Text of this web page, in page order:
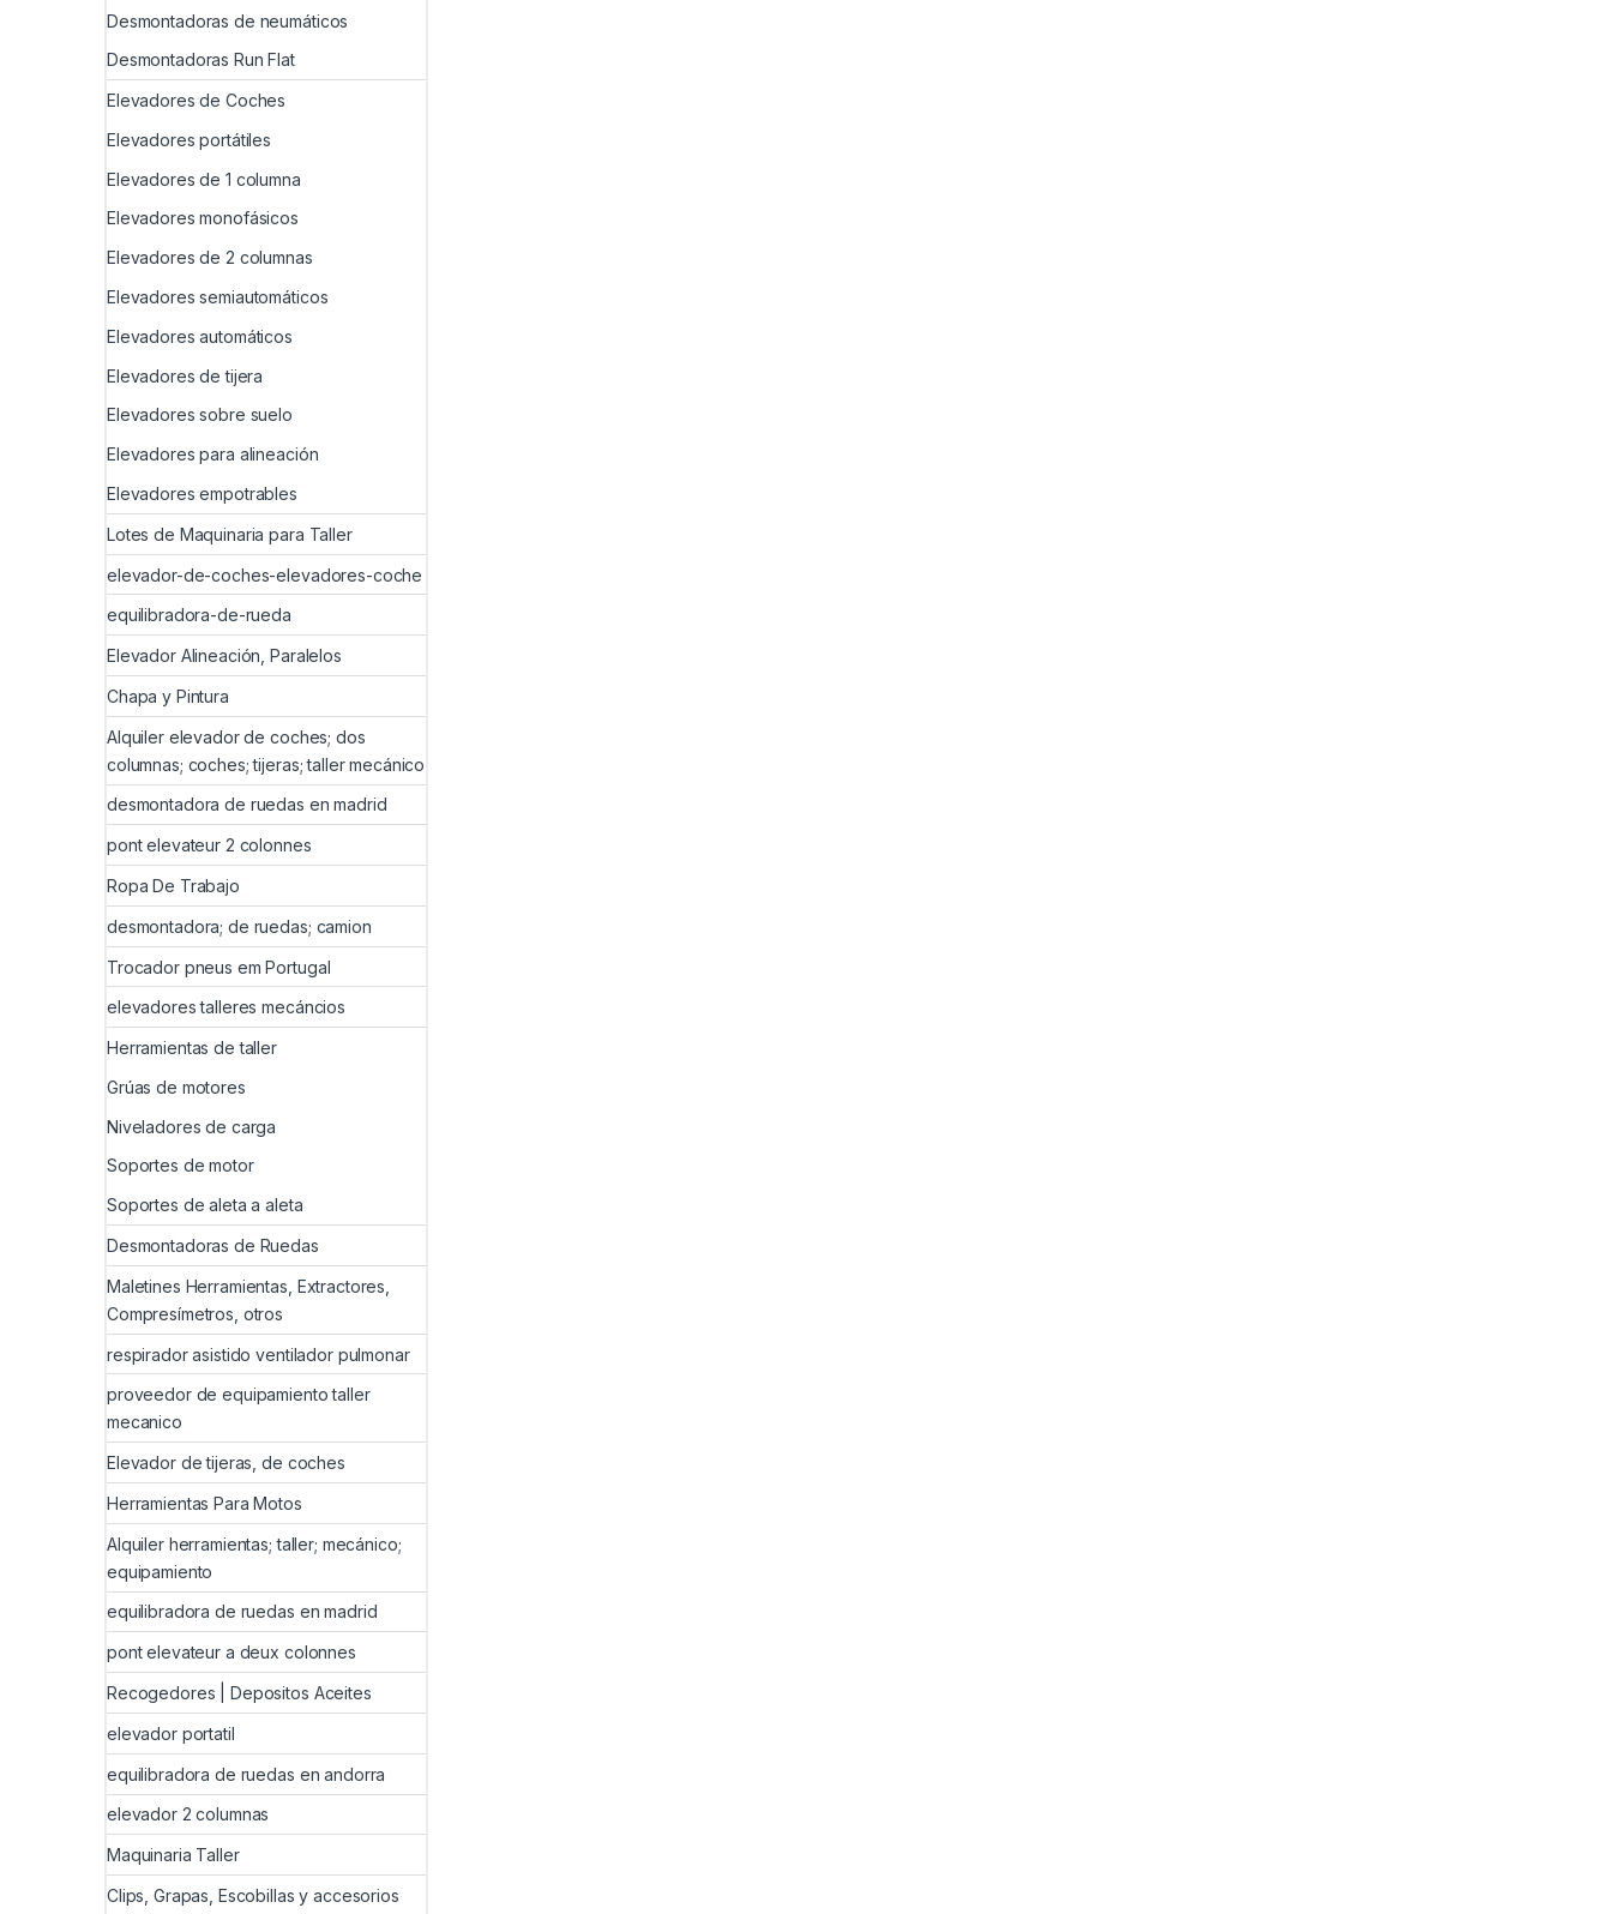
Desmontadoras de neumáticos
Desmontadoras Run Flat
Elevadores de Coches
Elevadores portátiles
Elevadores de 1 columna
Elevadores monofásicos
Elevadores de 2 columnas
Elevadores semiautomáticos
Elevadores automáticos
Elevadores de tijera
Elevadores sobre suelo
Elevadores para alineación
Elevadores empotrables
Lotes de Maquinaria para Taller
elevador-de-coches-elevadores-coche
equilibradora-de-rueda
Elevador Alineación, Paralelos
Chapa y Pintura
Alquiler elevador de coches; dos
columnas; coches; tijeras; taller mecánico
desmontadora de ruedas en madrid
pont elevateur 2 colonnes
Ropa De Trabajo
desmontadora; de ruedas; camion
Trocador pneus em Portugal
elevadores talleres mecáncios
Herramientas de taller
Grúas de motores
Niveladores de carga
Soportes de motor
Soportes de aleta a aleta
Desmontadoras de Ruedas
Maletines Herramientas, Extractores,
Compresímetros, otros
respirador asistido ventilador pulmonar
proveedor de equipamiento taller
mecanico
Elevador de tijeras, de coches
Herramientas Para Motos
Alquiler herramientas; taller; mecánico;
equipamiento
equilibradora de ruedas en madrid
pont elevateur a deux colonnes
Recogedores | Depositos Aceites
elevador portatil
equilibradora de ruedas en andorra
elevador 2 columnas
Maquinaria Taller
Clips, Grapas, Escobillas y accesorios